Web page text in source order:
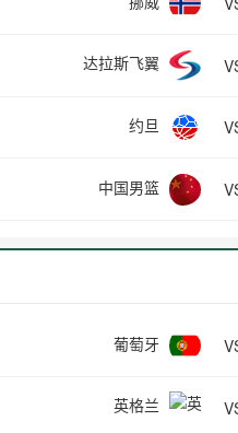
达拉斯飞翼
约旦
中国男篮
葡萄牙
英格兰